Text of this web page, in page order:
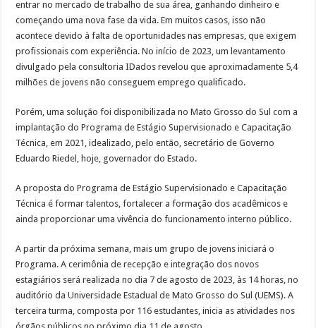
entrar no mercado de trabalho de sua área, ganhando dinheiro e
começando uma nova fase da vida. Em muitos casos, isso não
acontece devido à falta de oportunidades nas empresas, que exigem
profissionais com experiência. No início de 2023, um levantamento
divulgado pela consultoria IDados revelou que aproximadamente 5,4
milhões de jovens não conseguem emprego qualificado.
Porém, uma solução foi disponibilizada no Mato Grosso do Sul com a
implantação do Programa de Estágio Supervisionado e Capacitação
Técnica, em 2021, idealizado, pelo então, secretário de Governo
Eduardo Riedel, hoje, governador do Estado.
A proposta do Programa de Estágio Supervisionado e Capacitação
Técnica é formar talentos, fortalecer a formação dos acadêmicos e
ainda proporcionar uma vivência do funcionamento interno público.
A partir da próxima semana, mais um grupo de jovens iniciará o
Programa. A cerimônia de recepção e integração dos novos
estagiários será realizada no dia 7 de agosto de 2023, às 14 horas, no
auditório da Universidade Estadual de Mato Grosso do Sul (UEMS). A
terceira turma, composta por 116 estudantes, inicia as atividades nos